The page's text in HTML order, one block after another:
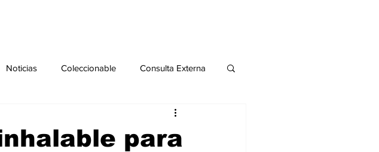
Noticias Coleccionable Consulta Externa
Publicaciones
para